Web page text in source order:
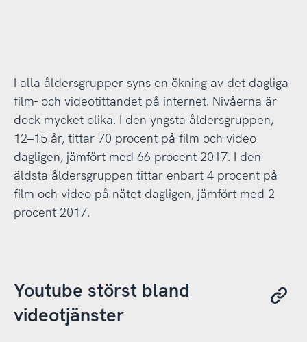
I alla åldersgrupper syns en ökning av det dagliga
film- och videotittandet på internet. Nivåerna är
dock mycket olika. I den yngsta åldersgruppen,
12–15 år, tittar 70 procent på film och video
dagligen, jämfört med 66 procent 2017. I den
äldsta åldersgruppen tittar enbart 4 procent på
film och video på nätet dagligen, jämfört med 2
procent 2017.
Youtube störst bland
videotjänster